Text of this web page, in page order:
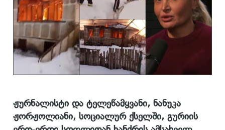
ჟურნალისტი და ტელეწამყვანი, ნანუკა
ჟორჟოლიანი, სოციალურ ქსელში, გურიის